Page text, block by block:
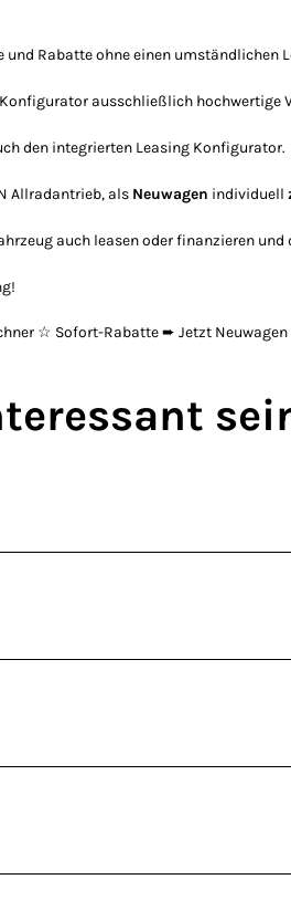
und Rabatte ohne einen umständlichen
ausschließlich hochwertige
den integrierten Leasing Konfigurator.
Allradantrieb, als Neuwagen individuell
auch leasen oder finanzieren
☆ Sofort-Rabatte ➨ Jetzt